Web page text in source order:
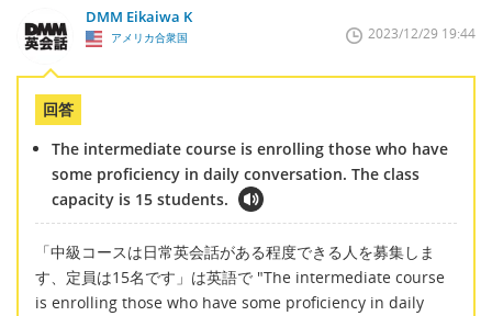
DMM Eikaiwa K
アメリカ合衆国 2023/12/29 19:44
回答
The intermediate course is enrolling those who have
some proficiency in daily conversation. The class
capacity is 15 students.
「中級コースは日常英会話がある程度できる人を募集しま
す、定員は15名です」は英語で "The intermediate course
is enrolling those who have some proficiency in daily